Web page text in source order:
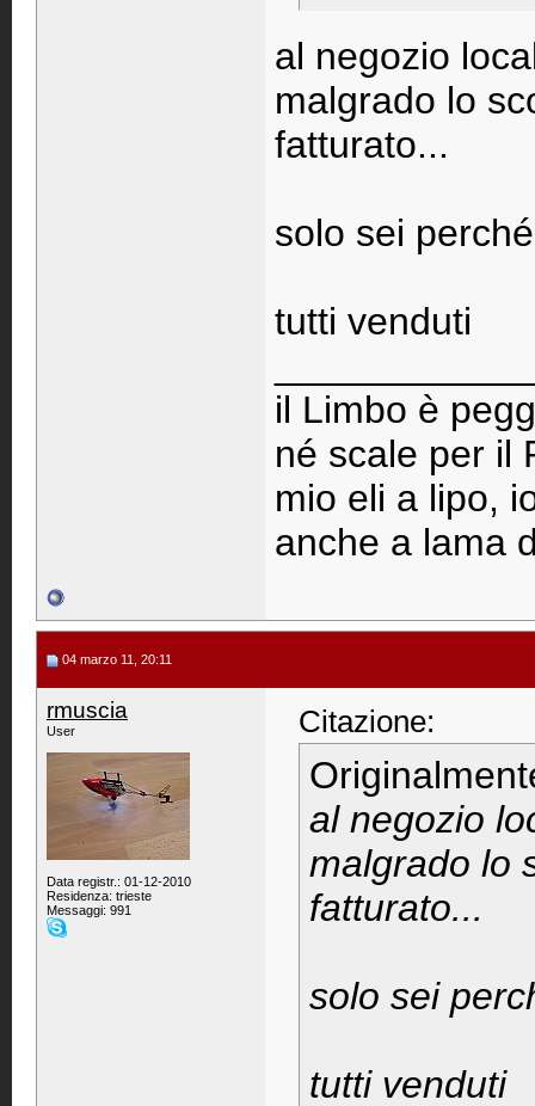
al negozio
malgrado lo
fatturato...
solo sei
tutti venduti
il Limbo è
né scale per il
mio eli a lipo,
anche a lama
04 marzo 11, 20:11
rmuscia
User
Data registr.: 01-12-2010
Residenza: trieste
Messaggi: 991
Citazione:
al negozio
malgrado lo
fatturato...
solo sei
tutti venduti